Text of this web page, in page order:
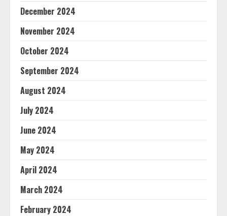
December 2024
November 2024
October 2024
September 2024
August 2024
July 2024
June 2024
May 2024
April 2024
March 2024
February 2024